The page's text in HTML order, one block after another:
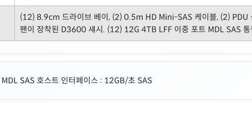
(12) 8.9cm 드라이브 베이, (2) 0.5m HD Mini-SAS 케이블, (2) PDU
팬이 장착된 D3600 섀시. (12) 12G 4TB LFF 이중 포트 MDL SAS 통
SAS 호스트 인터페이스 : 12GB/초 SAS